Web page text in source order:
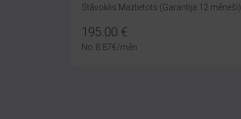
Stāvoklis Mazlietots (Garantija 12 mēneši)
195.00 €
No 8.87€/mēn.